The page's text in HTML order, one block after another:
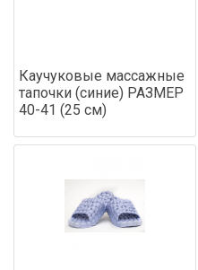
Каучуковые массажные
тапочки (синие) РАЗМЕР
40-41 (25 см)